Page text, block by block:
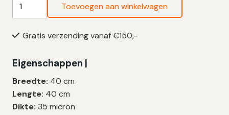
Liter
Fixeerband
|
LDPE
|
Toevoegen aan winkelwagen
Gratis verzending vanaf €150,-
Eigenschappen |
Breedte: 40 cm
Lengte: 40 cm
Dikte: 35 micron